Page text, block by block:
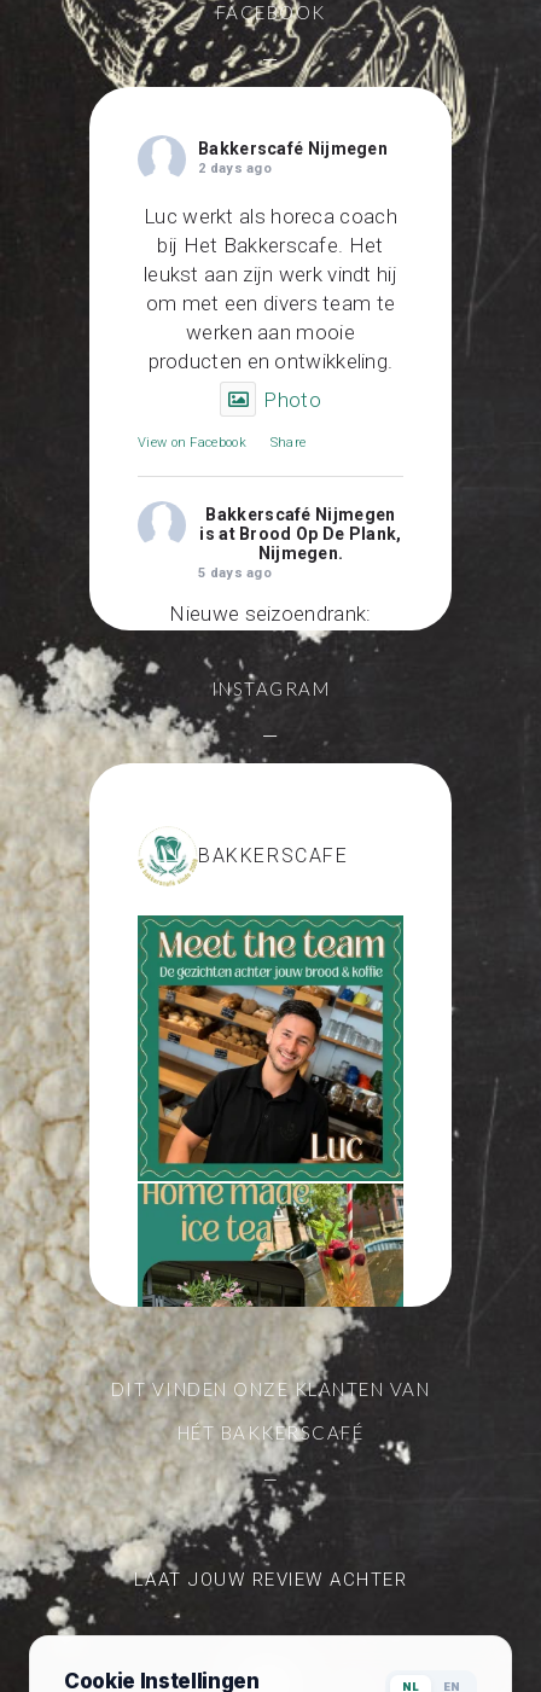
FACEBOOK
—
Bakkerscafé Nijmegen
2 days ago
Luc werkt als horeca coach
bij Het Bakkerscafe. Het
leukst aan zijn werk vindt hij
om met een divers team te
werken aan mooie
producten en ontwikkeling.
Photo
View on Facebook Share
Bakkerscafé Nijmegen
is at Brood Op De Plank,
Nijmegen.
5 days ago
Nieuwe seizoendrank:
zelfgemaakte ice tea met
thee van Het Theezaakje
Heerlijk met dit warme weer
Photo
Nieuw in onze
bakkerswinkels: gedroogd
fruit van @trydryfy
100 % puur en geen
toegevoegde suikers. Lekker
op de yoghurt of gewoon als
tussendoortje. Welke smaak
lijkt jou het lekkerst?
Photo
View on Facebook · Share
Bakkerscafé Nijmegen
is at Brood Op De Plank,
Nijmegen.
Onze Sabine maakt het liefst
al het lekkers klaar wat wij
op de kaart hebben staan
Als ze geen broodjes
aan het smeren is helpt ze
graag een handje in de
bediening of bij de kassa.
Sabine haar lievelingsbroodje
is kruidenroomkaas, zonder
radijs
INSTAGRAM
—
BAKKERSCAFE
DIT VINDEN ONZE KLANTEN VAN
HÉT BAKKERSCAFÉ
—
LAAT JOUW REVIEW ACHTER
Cookie Instellingen NL EN